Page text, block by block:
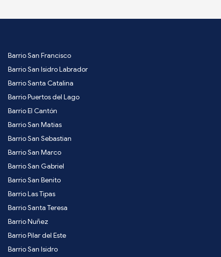
Barrio San Francisco
Barrio San Isidro Labrador
Barrio Santa Catalina
Barrio Puertos del Lago
Barrio El Cantón
Barrio San Matias
Barrio San Sebastian
Barrio San Marco
Barrio San Gabriel
Barrio San Benito
Barrio Las Tipas
Barrio Santa Teresa
Barrio Nuñez
Barrio Pilar del Este
Barrio San Isidro